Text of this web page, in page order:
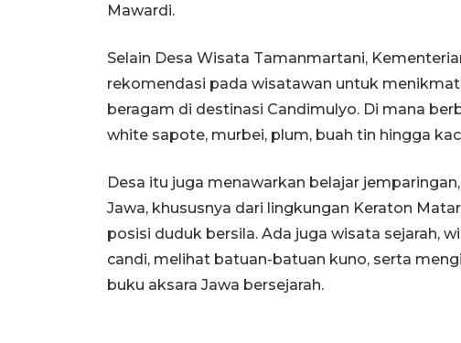
Mawardi.
Selain Desa Wisata Tamanmartani,
rekomendasi pada wisatawan untuk
beragam di destinasi Candimulyo. Di mana
white sapote, murbei, plum, buah tin hingga
Desa itu juga menawarkan belajar
Jawa, khususnya dari lingkungan Keraton
posisi duduk bersila. Ada juga wisata sejarah,
candi, melihat batuan-batuan kuno, serta
buku aksara Jawa bersejarah.